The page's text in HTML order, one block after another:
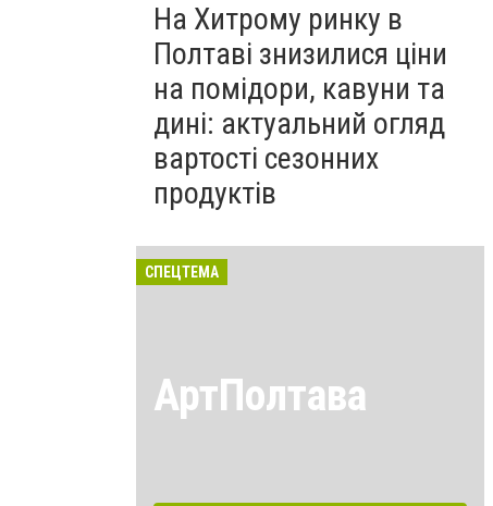
На Хитрому ринку в
Полтаві знизилися ціни
на помідори, кавуни та
дині: актуальний огляд
вартості сезонних
продуктів
СПЕЦТЕМА
АртПолтава